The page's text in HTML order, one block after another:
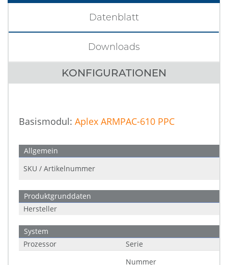
KONFIGURATIONEN
Datenblatt
Downloads
Basismodul: Aplex ARMPAC-610 PPC
Allgemein
SKU / Artikelnummer
Produktgrunddaten
Hersteller
System
Prozessor
Serie
Nummer